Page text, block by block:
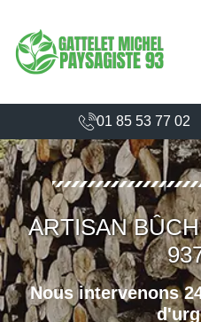
01 85 53 77 02
ARTISAN
Nous intervenons